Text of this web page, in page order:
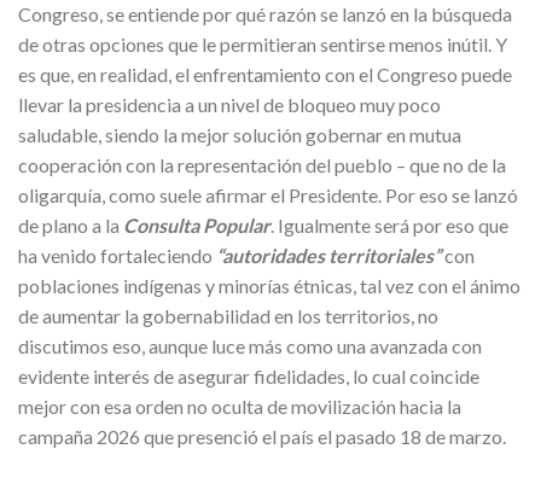
Congreso, se entiende por qué razón se lanzó en la búsqueda
de otras opciones que le permitieran sentirse menos inútil. Y
es que, en realidad, el enfrentamiento con el Congreso puede
llevar la presidencia a un nivel de bloqueo muy poco
saludable, siendo la mejor solución gobernar en mutua
cooperación con la representación del pueblo – que no de la
oligarquía, como suele afirmar el Presidente. Por eso se lanzó
de plano a la Consulta Popular. Igualmente será por eso que
ha venido fortaleciendo “autoridades territoriales”con
poblaciones indígenas y minorías étnicas, tal vez con el ánimo
de aumentar la gobernabilidad en los territorios, no
discutimos eso, aunque luce más como una avanzada con
evidente interés de asegurar fidelidades, lo cual coincide
mejor con esa orden no oculta de movilización hacia la
campaña 2026 que presenció el país el pasado 18 de marzo.